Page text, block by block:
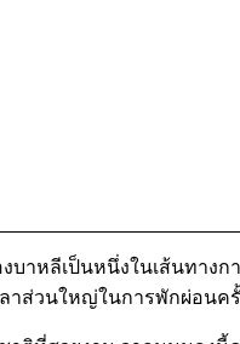
หลีเป็นหนึ่งในเส้นทางก
ลาส่วนใหญ่ในการพักผ่อน